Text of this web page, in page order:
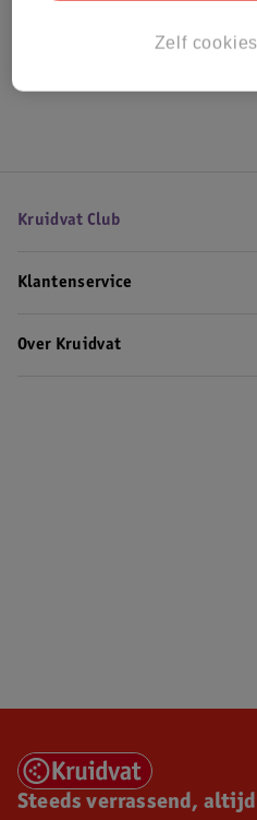
Kruidvat Club
Klantenservice
Over Kruidvat
Steeds verrassend,
Zelf